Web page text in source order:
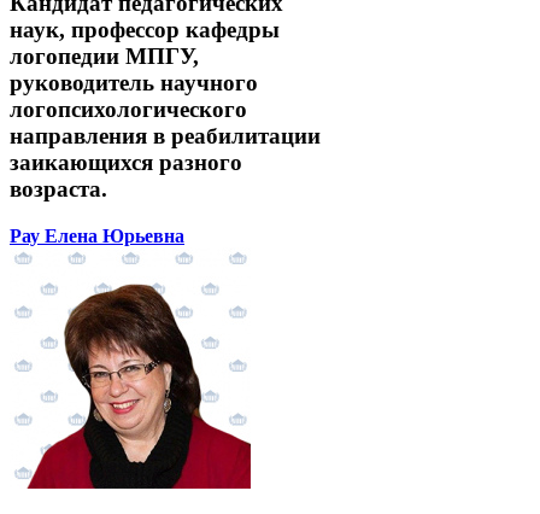
наук, профессор кафедры
логопедии МПГУ,
руководитель научного
логопсихологического
направления в реабилитации
заикающихся разного
возраста.
Рау Елена Юрьевна